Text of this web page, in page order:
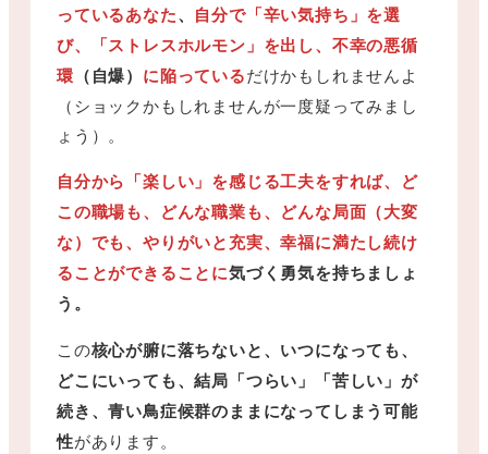
っているあなた、 自分で「辛い気持ち」を選
び、「ストレスホルモン」を出し、 不幸の悪循
環 （自爆） に陥っているだけかもしれませんよ
（ショックかもしれませんが一度疑ってみまし
ょう）。
自分から「楽しい」を感じる工夫をすれば、ど
この職場も、どんな職業も、どんな局面（大変
な）でも、やりがいと充実、幸福に満たし続け
ることができることに気づく勇気を持ちましょ
う。
この核心が腑に落ちないと、いつになっても、
どこにいっても、結局「つらい」「苦しい」が
続き、青い鳥症候群のままになってしまう可能
性があります。